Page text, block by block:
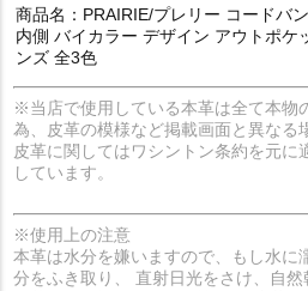
商品名：PRAIRIE/プレリー コードバ
内側 バイカラー デザイン アウトポケ
ンズ 全3色
※当店で使用している本革は全て本物
為、皮革の模様など掲載画面と異なる
皮革に関してはワシントン条約を元に
しています。
※使用上の注意
本革は水分を嫌いますので、もし水に
分をふき取り、 直射日光をさけ、自然